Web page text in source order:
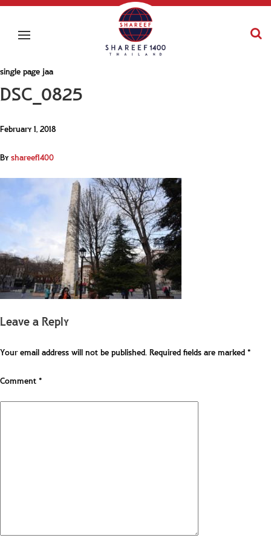
single page jaa
DSC_0825
February 1, 2018
Byshareef1400
Leave a Reply
Your email address will not be published.Required fields are marked*
Comment*